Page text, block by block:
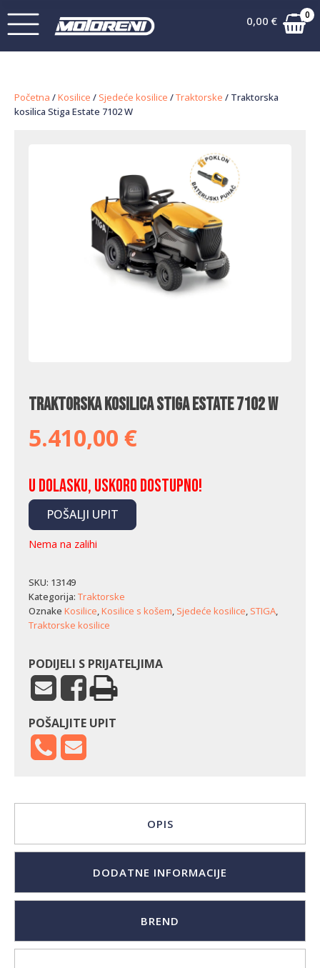
0,00 € 0
Početna /Kosilice / Sjedeće kosilice /Traktorske / Traktorska
kosilica Stiga Estate 7102 W
Traktorska kosilica Stiga Estate 7102 W
5.410,00 €
U dolasku, uskoro dostupno!
POŠALJI UPIT
Nema na zalihi
SKU: 13149
Kategorija: Traktorske
Oznake Kosilice,Kosilice s košem, Sjedeće kosilice, STIGA,
Traktorske kosilice
PODIJELI S PRIJATELJIMA
POŠALJITE UPIT
OPIS
DODATNE INFORMACIJE
BREND